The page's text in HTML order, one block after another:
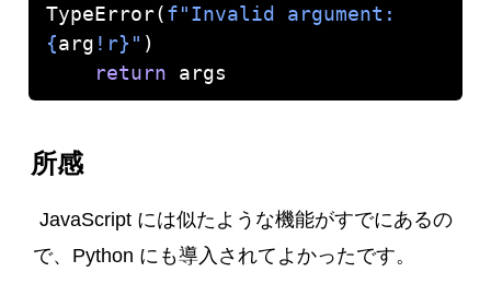
TypeError(f
{arg !r} "
return
所感
JavaScript には似たような機能がすでにあるの
で、Python にも導入されてよかったです。